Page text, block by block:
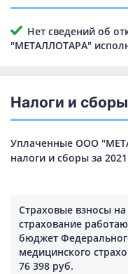
Нет сведений об
"МЕТАЛЛОТАРА"
Налоги и сборы
Уплаченные ООО
налоги и сборы за
Страховые взносы
страхование
бюджет
медицинского
76 398 руб.